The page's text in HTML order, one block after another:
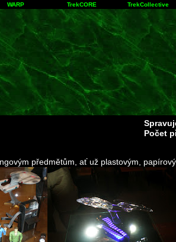
WARP TrekCORE TrekCollective
Počet
předmětům, ať už plastovým,